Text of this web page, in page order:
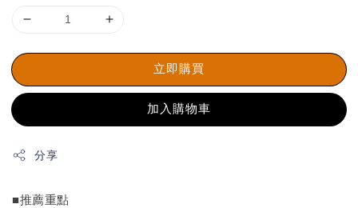
立即購買
加入購物車
分享
■推薦重點